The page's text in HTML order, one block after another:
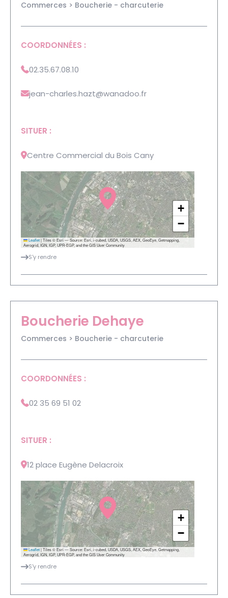
Commerces > Boucherie - charcuterie
COORDONNÉES :
02.35.67.08.10
jean-charles.hazt@wanadoo.fr
SITUER :
Centre Commercial du Bois Cany
+
−
Leaflet |Tiles © Esri — Source: Esri, i-cubed, USDA, USGS, AEX, GeoEye, Getmapping,
Aerogrid, IGN, IGP, UPR-EGP, and the GIS User Community
S'y rendre
Boucherie Dehaye
Commerces > Boucherie - charcuterie
COORDONNÉES :
02 35 69 51 02
SITUER :
12 place Eugène Delacroix
+
−
Leaflet |Tiles © Esri — Source: Esri, i-cubed, USDA, USGS, AEX, GeoEye, Getmapping,
Aerogrid, IGN, IGP, UPR-EGP, and the GIS User Community
S'y rendre